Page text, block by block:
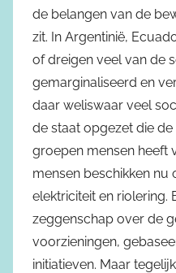
de belangen van de
zit. In Argentinië,
of dreigen veel van de
gemarginaliseerd en
daar weliswaar veel
de staat opgezet die
groepen mensen heeft
mensen beschikken nu
elektriciteit en riolering.
zeggenschap over de
voorzieningen,
initiatieven. Maar